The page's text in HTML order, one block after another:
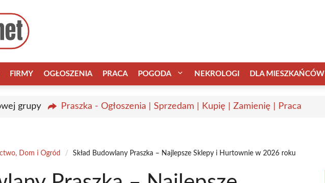
FIRMY OGŁOSZENIA PRACA POGODA NEKROLOGI DLA MIESZKAŃCÓW
grupy Praszka - Ogłoszenia | Sprzedam | Kupię | Zamienię | Praca
Dom i Ogród / Skład Budowlany Praszka – Najlepsze Sklepy i Hurtownie w 2026 roku